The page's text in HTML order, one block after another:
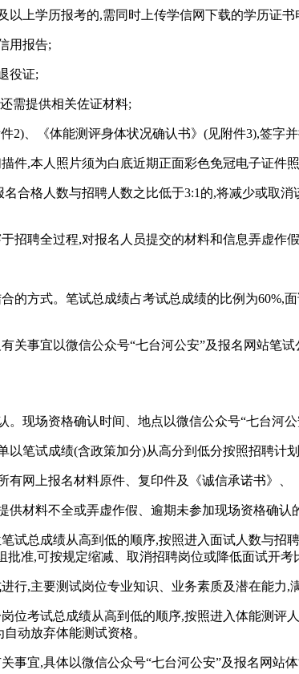
以上学历报考的,需同时上传学信网下载的学历证书
用报告;
役证;
需提供相关佐证材料;
2)、《体能测评身体状况确认书》(见附件3),签字并
件,本人照片须为白底近期正面彩色免冠电子证件
名合格人数与招聘人数之比低于3:1的,将减少或取
招聘全过程,对报名人员提交的材料和信息弄虚作
的方式。笔试总成绩占考试总成绩的比例为60%,
关事宜以微信公众号“七台河公安”及报名网站笔
。现场资格确认时间、地点以微信公众号“七台河公
以笔试成绩(含政策加分)从高分到低分按照招聘计
有网上报名材料原件、复印件及《诚信承诺书》
供材料不全或弄虚作假、逾期未参加现场资格确认
试总成绩从高到低的顺序,按照进入面试人数与
批准,可按规定缩减、取消招聘岗位或降低面试开
行,主要测试岗位专业知识、业务素质及潜在能力,
位考试总成绩从高到低的顺序,按照进入体能测评
动放弃体能测试资格。
事宜,具体以微信公众号“七台河公安”及报名网站体